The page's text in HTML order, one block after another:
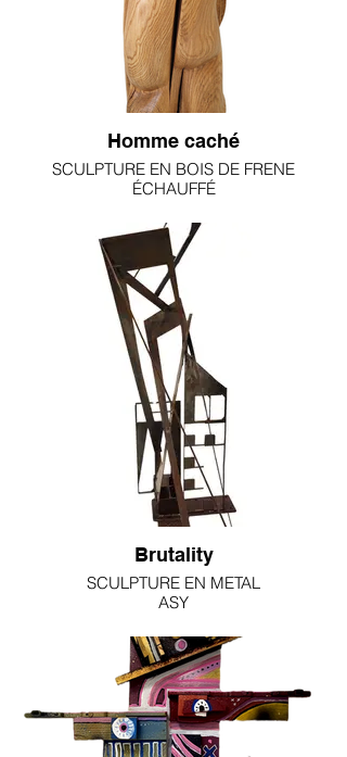
Homme caché
SCULPTURE EN BOIS DE FRENE
ÉCHAUFFÉ
H91xL36xP34cm; 35kg
3800€
Brutality
SCULPTURE EN METAL
ASY
1700€